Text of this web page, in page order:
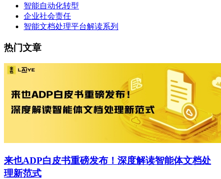
智能自动化转型
企业社会责任
智能文档处理平台解读系列
热门文章
来也ADP白皮书重磅发布！深度解读智能体文档处
理新范式